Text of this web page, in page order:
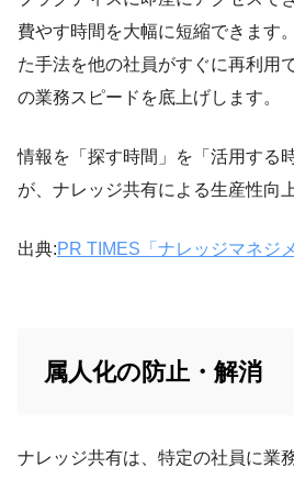
費やす時間を大幅に短縮できます
た手法を他の社員がすぐに再利用
の業務スピードを底上げします。
情報を「探す時間」を「活用する
が、ナレッジ共有による生産性向
出典:PR TIMES「ナレッジマネジ
属人化の防止・解消
ナレッジ共有は、特定の社員に業